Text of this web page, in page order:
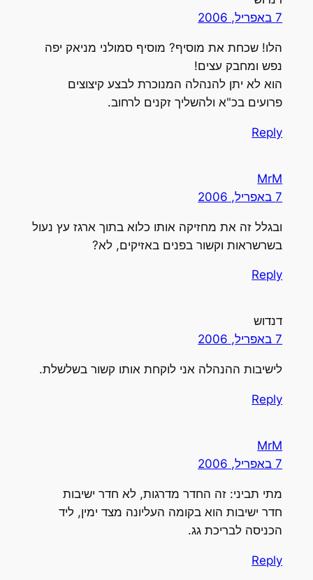
7 באפריל, 2006
הלו! שכחת את מוסיף? מוסיף סמולני מניאק יפה
נפש ומחבק עצים!
הוא לא יתן להנהלה המנוכרת לבצע קיצוצים
פרועים בכ"א ולהשליך זקנים לרחוב.
Reply
MrM
7 באפריל, 2006
ובגלל זה את מחזיקה אותו כלוא בתוך ארגז עץ נעול
בשרשראות וקשור בפנים באזיקים, לא?
Reply
דנדוש
7 באפריל, 2006
לישיבות ההנהלה אני לוקחת אותו קשור בשלשלת.
Reply
MrM
7 באפריל, 2006
מתי תביני: זה החדר מדרגות, לא חדר ישיבות
חדר ישיבות הוא בקומה העליונה מצד ימין, ליד
הכניסה לבריכת גג.
Reply